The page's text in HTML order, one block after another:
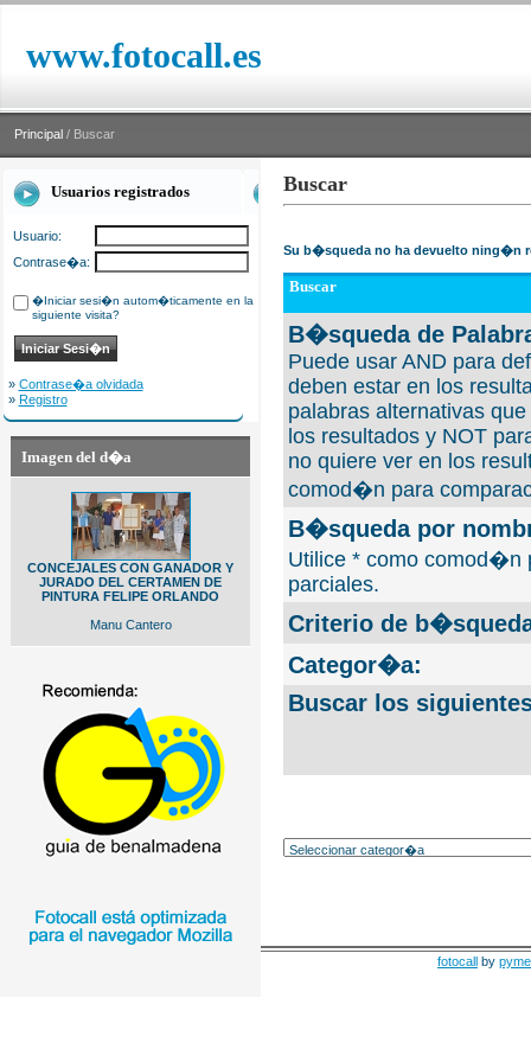
www.fotocall.es
Principal / Buscar
Usuarios registrados
Usuario:
Contrase�a:
�Iniciar sesi�n autom�ticamente en la
siguiente visita?
» Contrase�a olvidada
» Registro
Imagen del d�a
CONCEJALES CON GANADOR Y
JURADO DEL CERTAMEN DE
PINTURA FELIPE ORLANDO
Manu Cantero
Buscar
Su b�squeda no ha devuelto ning�n
Buscar
B�squeda de
Puede usar AND para
deben estar en los
palabras alternativas
los resultados y NOT
no quiere ver en los
comod�n para
B�squeda por
Utilice * como comod�n
parciales.
Criterio de
Categor�a:
Buscar los
fotocall by